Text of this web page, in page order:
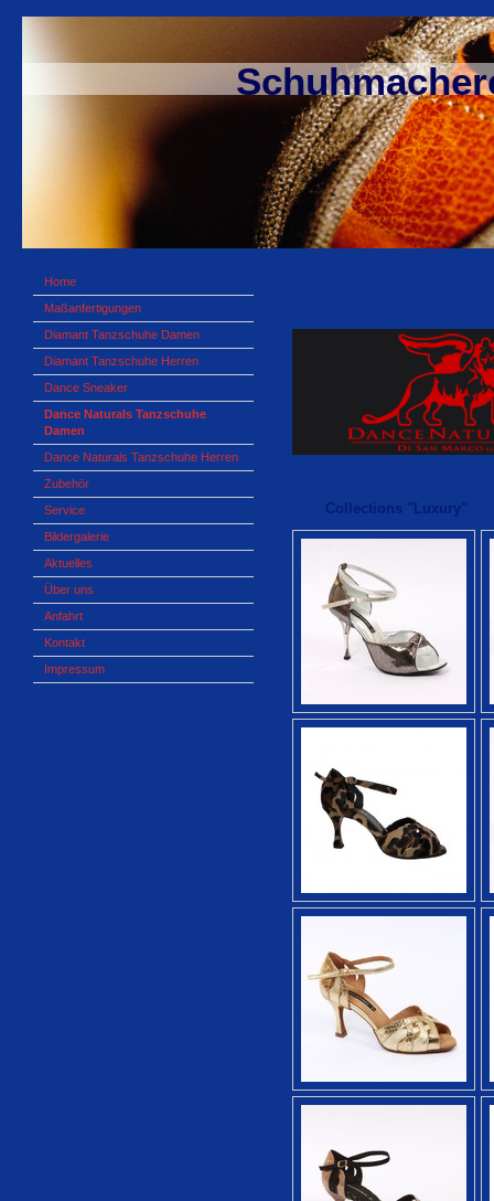
Schuhmacherei
Home
Maßanfertigungen
Diamant Tanzschuhe Damen
Diamant Tanzschuhe Herren
Dance Sneaker
Dance Naturals Tanzschuhe
Damen
Dance Naturals Tanzschuhe Herren
Zubehör
Service
Bildergalerie
Aktuelles
Über uns
Anfahrt
Kontakt
Impressum
Collections "Luxury"